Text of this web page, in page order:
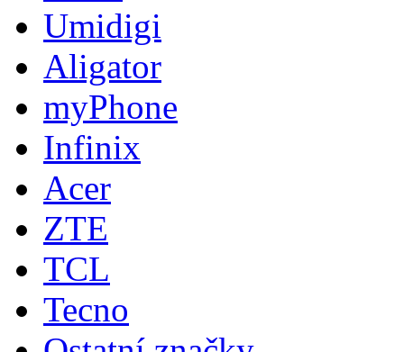
Umidigi
Aligator
myPhone
Infinix
Acer
ZTE
TCL
Tecno